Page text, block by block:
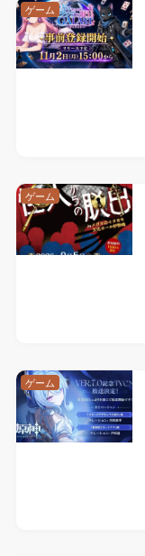
ゲーム
ゲーム
ゲーム